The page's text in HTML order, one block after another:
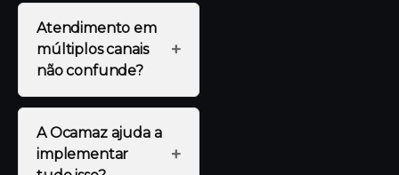
Atendimento em
múltiplos canais
não confunde?
+
A Ocamaz ajuda a
implementar
+